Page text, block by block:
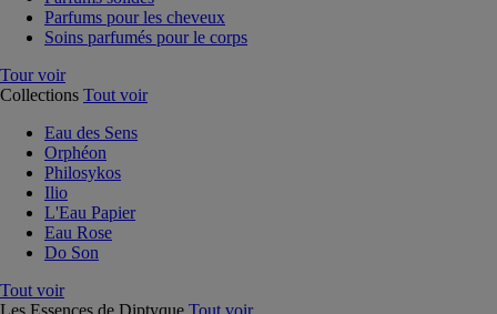
Parfums pour les cheveux
Soins parfumés pour le corps
Tour voir
Collections Tout voir
Eau des Sens
Orphéon
Philosykos
Ilio
L'Eau Papier
Eau Rose
Do Son
Tout voir
Les Essences de Diptyque Tout voir